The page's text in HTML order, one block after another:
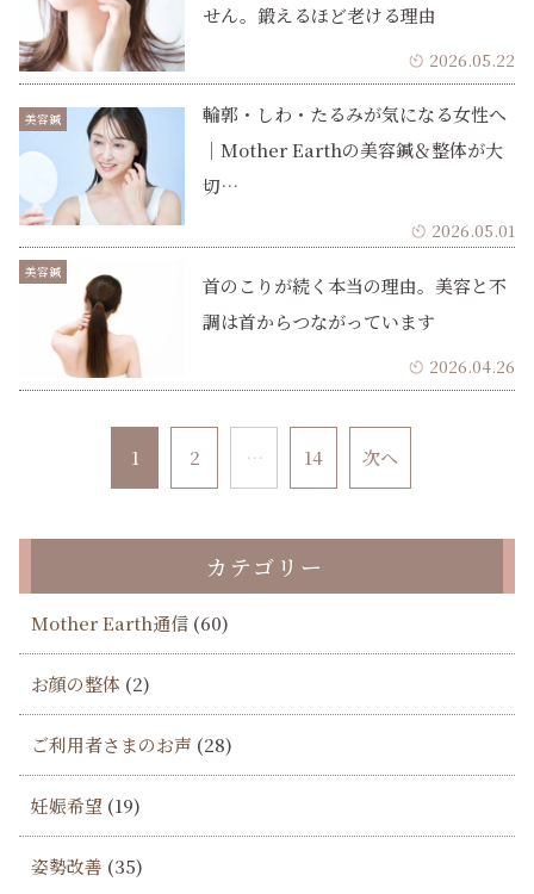
せん。鍛えるほど老ける理由
2026.05.22
美容鍼
輪郭・しわ・たるみが気になる女性へ
｜Mother Earthの美容鍼＆整体が大
切…
2026.05.01
美容鍼
首のこりが続く本当の理由。美容と不
調は首からつながっています
2026.04.26
1 2 … 14 次へ
カテゴリー
Mother Earth通信 (60)
お顔の整体 (2)
ご利用者さまのお声 (28)
妊娠希望 (19)
姿勢改善 (35)